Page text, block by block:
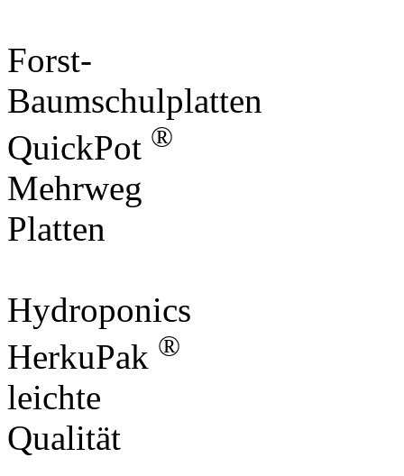
Forst-
Baumschulplatten
QuickPot ®
Mehrweg
Platten
Hydroponics
HerkuPak ®
leichte
Qualität